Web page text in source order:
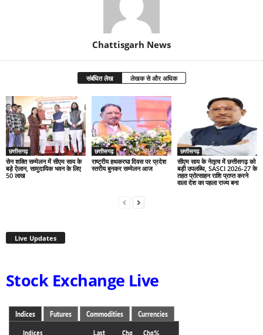
Chattisgarh News
संबंधित लेख लेखक से और अधिक
छत्तीसगढ़
सेन शक्ति सम्मेलन में सीएम साय के
बड़े ऐलान, सामुदायिक भवन के लिए
50 लाख
छत्तीसगढ़
राष्ट्रीय हथकरघा दिवस पर प्रदेश
स्तरीय बुनकर सम्मेलन आज
छत्तीसगढ़
सीएम साय के नेतृत्व में छत्तीसगढ़ को
बड़ी उपलब्धि, SASCI 2026-27 के
तहत प्रोत्साहन राशि प्राप्त करने
वाला देश का पहला राज्य बना
Live Updates
Stock Exchange Live